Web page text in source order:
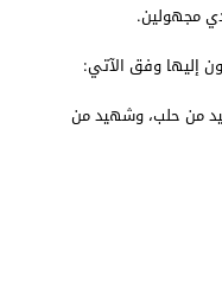
إليها وفق الآتي:
من حلب، وشهيد من